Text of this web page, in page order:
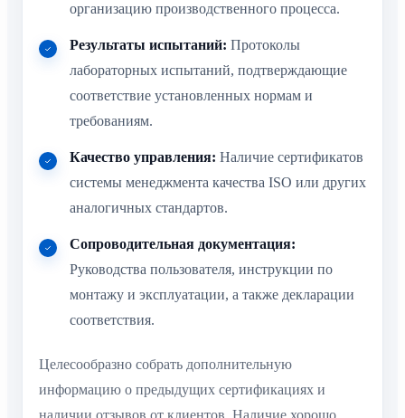
организацию производственного процесса.
Результаты испытаний: Протоколы
лабораторных испытаний, подтверждающие
соответствие установленных нормам и
требованиям.
Качество управления: Наличие сертификатов
системы менеджмента качества ISO или других
аналогичных стандартов.
Сопроводительная документация:
Руководства пользователя, инструкции по
монтажу и эксплуатации, а также декларации
соответствия.
Целесообразно собрать дополнительную
информацию о предыдущих сертификациях и
наличии отзывов от клиентов. Наличие хорошо